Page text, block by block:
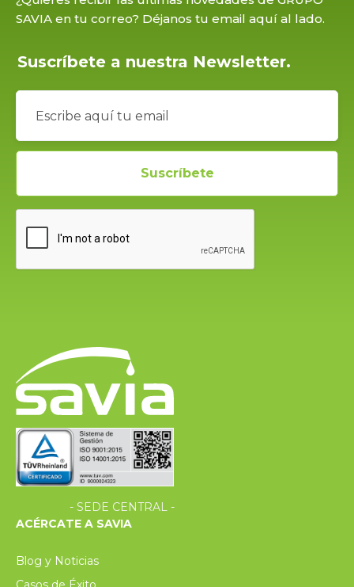
SAVIA en tu correo? Déjanos tu email aquí al lado.
Suscríbete a nuestra Newsletter.
- SEDE CENTRAL -
ACÉRCATE A SAVIA
Blog y Noticias